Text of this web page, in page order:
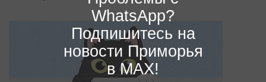
WhatsApp?
Подпишитесь на
новости Приморья
в MAX!